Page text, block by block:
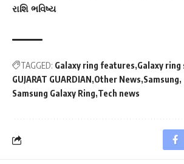
રાશિ ભવિષ્ય
TAGGED: Galaxy ring features Galaxy ring
GUJARAT GUARDIAN Other News Samsung
Samsung Galaxy Ring Tech news